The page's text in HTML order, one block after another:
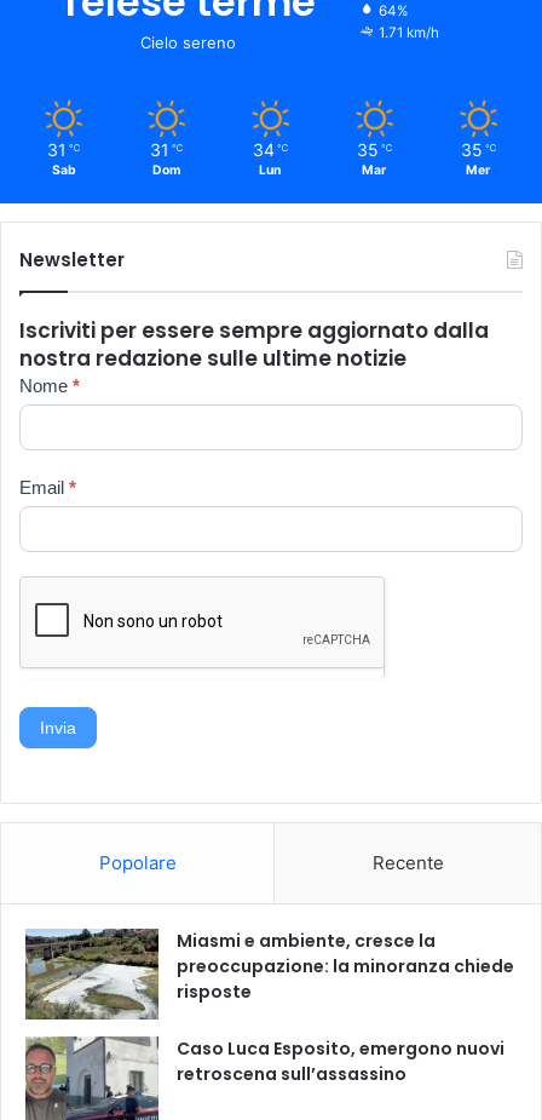
Cielo sereno
64%
1.71 km/h
31 ℃
Sab
31 ℃
Dom
34 ℃
Lun
35 ℃
Mar
35 ℃
Mer
Newsletter
Iscriviti per essere sempre aggiornato dalla
nostra redazione sulle ultime notizie
Newsletter
Nome *
Email *
Invia
Popolare Recente
Miasmi e ambiente, cresce la
preoccupazione: la minoranza chiede
risposte
Caso Luca Esposito, emergono nuovi
retroscena sull’assassino